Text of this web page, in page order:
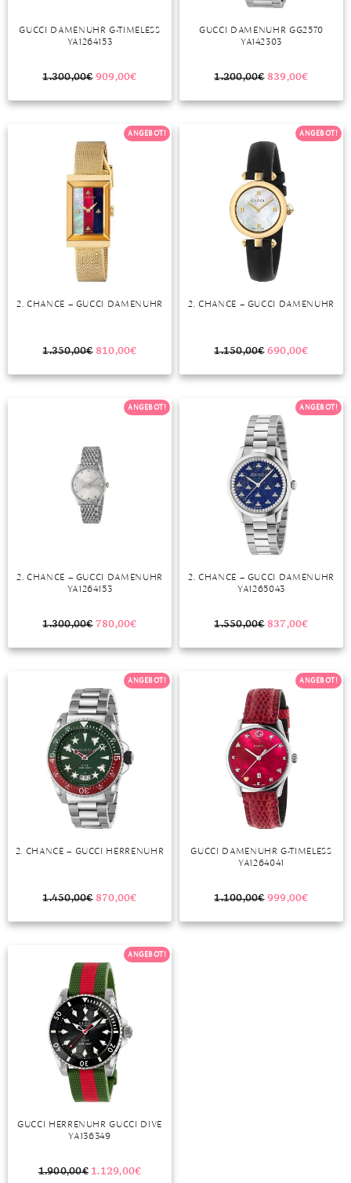
DIOPSID
KARNEOL
LABRADORIT
MARKASIT
MONDSTEIN
SAPHIR
TANSANIT
ZIRKON
UNGLAUBLICH
WINTER
DINNER
TREND DES MONATS
GUCCI DAMENUHR G-TIMELESS
YA1264153
1.300,00€ 909,00€
GUCCI DAMENUHR GG2570
YA142303
1.200,00€ 839,00€
ANGEBOT!
2. CHANCE – GUCCI DAMENUHR
1.350,00€ 810,00€
ANGEBOT!
2. CHANCE – GUCCI DAMENUHR
1.150,00€ 690,00€
ANGEBOT!
2. CHANCE – GUCCI DAMENUHR
YA1264153
1.300,00€ 780,00€
ANGEBOT!
2. CHANCE – GUCCI DAMENUHR
YA1265043
1.550,00€ 837,00€
ANGEBOT!
2. CHANCE – GUCCI HERRENUHR
1.450,00€ 870,00€
ANGEBOT!
GUCCI DAMENUHR G-TIMELESS
YA1264041
1.100,00€ 999,00€
ANGEBOT!
GUCCI HERRENUHR GUCCI DIVE
YA136349
1.900,00€ 1.129,00€